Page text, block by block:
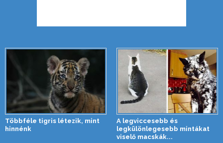
Többféle tigris létezik, mint
hinnénk
A legviccesebb és
legkülönlegesebb mintákat
viselő macskák...